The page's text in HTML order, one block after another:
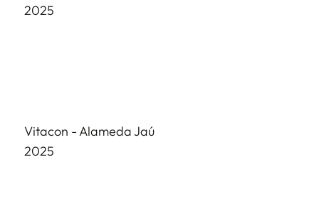
2025
Vitacon - Alameda Jaú
2025